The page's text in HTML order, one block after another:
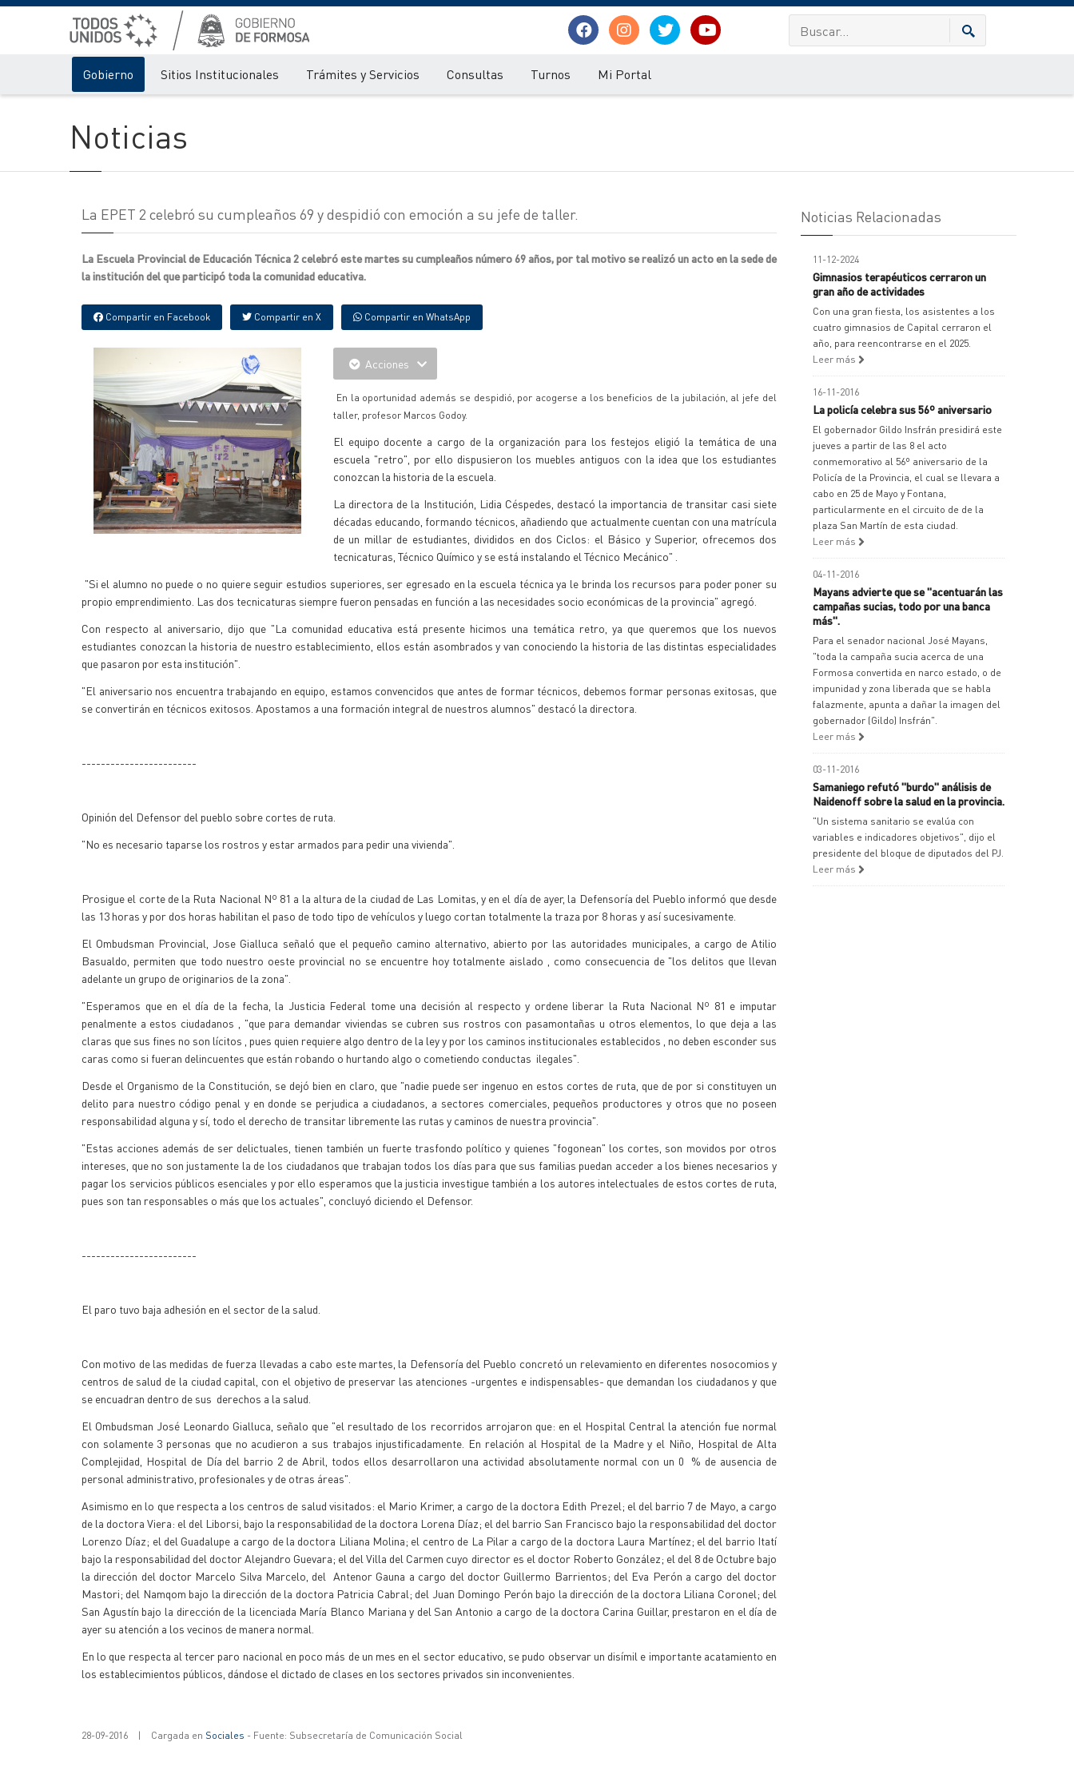
Gobierno Sitios Institucionales Trámites y Servicios Consultas Turnos Mi Portal
Noticias
La EPET 2 celebró su cumpleaños 69 y despidió con emoción a su jefe de taller.
La Escuela Provincial de Educación Técnica 2 celebró este martes su cumpleaños número 69 años, por tal motivo se realizó un acto en la sede de
la institución del que participó toda la comunidad educativa.
Compartir en Facebook Compartir en X Compartir en WhatsApp
Acciones
En la oportunidad además se despidió, por acogerse a los beneficios de la jubilación, al jefe del
taller, profesor Marcos Godoy.
El equipo docente a cargo de la organización para los festejos eligió la temática de una
escuela "retro", por ello dispusieron los muebles antiguos con la idea que los estudiantes
conozcan la historia de la escuela.
La directora de la Institución, Lidia Céspedes, destacó la importancia de transitar casi siete
décadas educando, formando técnicos, añadiendo que actualmente cuentan con una matrícula
de un millar de estudiantes, divididos en dos Ciclos: el Básico y Superior, ofrecemos dos
tecnicaturas, Técnico Químico y se está instalando el Técnico Mecánico" .
"Si el alumno no puede o no quiere seguir estudios superiores, ser egresado en la escuela técnica ya le brinda los recursos para poder poner su
propio emprendimiento. Las dos tecnicaturas siempre fueron pensadas en función a las necesidades socio económicas de la provincia" agregó.
Con respecto al aniversario, dijo que "La comunidad educativa está presente hicimos una temática retro, ya que queremos que los nuevos
estudiantes conozcan la historia de nuestro establecimiento, ellos están asombrados y van conociendo la historia de las distintas especialidades
que pasaron por esta institución".
"El aniversario nos encuentra trabajando en equipo, estamos convencidos que antes de formar técnicos, debemos formar personas exitosas, que
se convertirán en técnicos exitosos. Apostamos a una formación integral de nuestros alumnos" destacó la directora.
------------------------
Opinión del Defensor del pueblo sobre cortes de ruta.
"No es necesario taparse los rostros y estar armados para pedir una vivienda".
Prosigue el corte de la Ruta Nacional Nº 81 a la altura de la ciudad de Las Lomitas, y en el día de ayer, la Defensoría del Pueblo informó que desde
las 13 horas y por dos horas habilitan el paso de todo tipo de vehículos y luego cortan totalmente la traza por 8 horas y así sucesivamente.
El Ombudsman Provincial, Jose Gialluca señaló que el pequeño camino alternativo, abierto por las autoridades municipales, a cargo de Atilio
Basualdo, permiten que todo nuestro oeste provincial no se encuentre hoy totalmente aislado , como consecuencia de "los delitos que llevan
adelante un grupo de originarios de la zona".
"Esperamos que en el día de la fecha, la Justicia Federal tome una decisión al respecto y ordene liberar la Ruta Nacional Nº 81 e imputar
penalmente a estos ciudadanos , "que para demandar viviendas se cubren sus rostros con pasamontañas u otros elementos, lo que deja a las
claras que sus fines no son lícitos , pues quien requiere algo dentro de la ley y por los caminos institucionales establecidos , no deben esconder sus
caras como si fueran delincuentes que están robando o hurtando algo o cometiendo conductas ilegales".
Desde el Organismo de la Constitución, se dejó bien en claro, que "nadie puede ser ingenuo en estos cortes de ruta, que de por si constituyen un
delito para nuestro código penal y en donde se perjudica a ciudadanos, a sectores comerciales, pequeños productores y otros que no poseen
responsabilidad alguna y sí, todo el derecho de transitar libremente las rutas y caminos de nuestra provincia".
"Estas acciones además de ser delictuales, tienen también un fuerte trasfondo político y quienes "fogonean" los cortes, son movidos por otros
intereses, que no son justamente la de los ciudadanos que trabajan todos los días para que sus familias puedan acceder a los bienes necesarios y
pagar los servicios públicos esenciales y por ello esperamos que la justicia investigue también a los autores intelectuales de estos cortes de ruta,
pues son tan responsables o más que los actuales", concluyó diciendo el Defensor.
------------------------
El paro tuvo baja adhesión en el sector de la salud.
Con motivo de las medidas de fuerza llevadas a cabo este martes, la Defensoría del Pueblo concretó un relevamiento en diferentes nosocomios y
centros de salud de la ciudad capital, con el objetivo de preservar las atenciones -urgentes e indispensables- que demandan los ciudadanos y que
se encuadran dentro de sus derechos a la salud.
El Ombudsman José Leonardo Gialluca, señalo que "el resultado de los recorridos arrojaron que: en el Hospital Central la atención fue normal
con solamente 3 personas que no acudieron a sus trabajos injustificadamente. En relación al Hospital de la Madre y el Niño, Hospital de Alta
Complejidad, Hospital de Día del barrio 2 de Abril, todos ellos desarrollaron una actividad absolutamente normal con un 0 % de ausencia de
personal administrativo, profesionales y de otras áreas".
Asimismo en lo que respecta a los centros de salud visitados: el Mario Krimer, a cargo de la doctora Edith Prezel; el del barrio 7 de Mayo, a cargo
de la doctora Viera: el del Liborsi, bajo la responsabilidad de la doctora Lorena Díaz; el del barrio San Francisco bajo la responsabilidad del doctor
Lorenzo Díaz; el del Guadalupe a cargo de la doctora Liliana Molina; el centro de La Pilar a cargo de la doctora Laura Martínez; el del barrio Itatí
bajo la responsabilidad del doctor Alejandro Guevara; el del Villa del Carmen cuyo director es el doctor Roberto González; el del 8 de Octubre bajo
la dirección del doctor Marcelo Silva Marcelo, del Antenor Gauna a cargo del doctor Guillermo Barrientos; del Eva Perón a cargo del doctor
Mastori; del Namqom bajo la dirección de la doctora Patricia Cabral; del Juan Domingo Perón bajo la dirección de la doctora Liliana Coronel; del
San Agustín bajo la dirección de la licenciada María Blanco Mariana y del San Antonio a cargo de la doctora Carina Guillar, prestaron en el día de
ayer su atención a los vecinos de manera normal.
En lo que respecta al tercer paro nacional en poco más de un mes en el sector educativo, se pudo observar un disímil e importante acatamiento en
los establecimientos públicos, dándose el dictado de clases en los sectores privados sin inconvenientes.
28-09-2016 | Cargada en Sociales - Fuente: Subsecretaría de Comunicación Social
Noticias Relacionadas
11-12-2024
Gimnasios terapéuticos cerraron un
gran año de actividades
Con una gran fiesta, los asistentes a los
cuatro gimnasios de Capital cerraron el
año, para reencontrarse en el 2025.
Leer más
16-11-2016
La policía celebra sus 56º aniversario
El gobernador Gildo Insfrán presidirá este
jueves a partir de las 8 el acto
conmemorativo al 56º aniversario de la
Policía de la Provincia, el cual se llevara a
cabo en 25 de Mayo y Fontana,
particularmente en el circuito de de la
plaza San Martín de esta ciudad.
Leer más
04-11-2016
Mayans advierte que se "acentuarán las
campañas sucias, todo por una banca
más".
Para el senador nacional José Mayans,
"toda la campaña sucia acerca de una
Formosa convertida en narco estado, o de
impunidad y zona liberada que se habla
falazmente, apunta a dañar la imagen del
gobernador (Gildo) Insfrán".
Leer más
03-11-2016
Samaniego refutó "burdo" análisis de
Naidenoff sobre la salud en la provincia.
"Un sistema sanitario se evalúa con
variables e indicadores objetivos", dijo el
presidente del bloque de diputados del PJ.
Leer más